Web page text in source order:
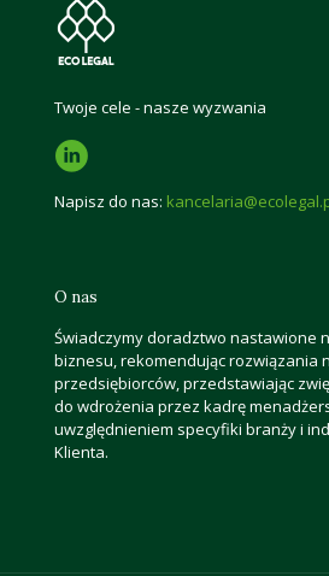
Twoje cele - nasze wyzwania
Napisz do nas:
O nas
Świadczymy doradztwo nastawione
biznesu, rekomendując rozwiązania
przedsiębiorców, przedstawiając
do wdrożenia przez kadrę
uwzględnieniem specyfiki branży i
Klienta.